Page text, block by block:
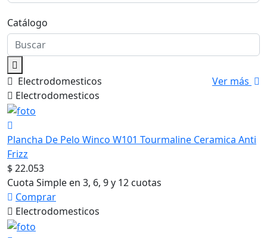
Catálogo
Electrodomesticos
Ver más
Electrodomesticos
Plancha De Pelo Winco W101 Tourmaline Ceramica Anti
Frizz
$ 22.053
Cuota Simple en 3, 6, 9 y 12 cuotas
Comprar
Electrodomesticos